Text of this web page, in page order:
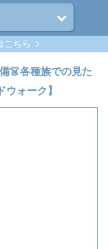
こちら
👗各種族での見た
ォーク】